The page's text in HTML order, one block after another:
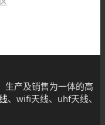
生产及销售为一体的高
、wifi天线、uhf天线、